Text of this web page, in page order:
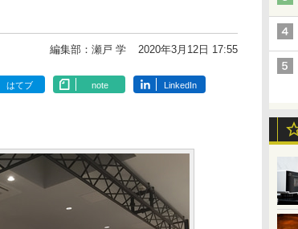
編集部：瀬戸 学 2020年3月12日 17:55
はてブ note LinkedIn